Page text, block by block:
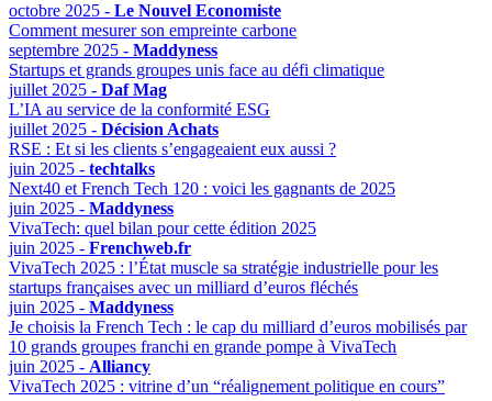
octobre 2025 - Le Nouvel Economiste
Comment mesurer son empreinte carbone
septembre 2025 - Maddyness
Startups et grands groupes unis face au défi climatique
juillet 2025 - Daf Mag
L’IA au service de la conformité ESG
juillet 2025 - Décision Achats
RSE : Et si les clients s’engageaient eux aussi ?
juin 2025 - techtalks
Next40 et French Tech 120 : voici les gagnants de 2025
juin 2025 - Maddyness
VivaTech: quel bilan pour cette édition 2025
juin 2025 - Frenchweb.fr
VivaTech 2025 : l’État muscle sa stratégie industrielle pour les
startups françaises avec un milliard d’euros fléchés
juin 2025 - Maddyness
Je choisis la French Tech : le cap du milliard d’euros mobilisés par
10 grands groupes franchi en grande pompe à VivaTech
juin 2025 - Alliancy
VivaTech 2025 : vitrine d’un “réalignement politique en cours”